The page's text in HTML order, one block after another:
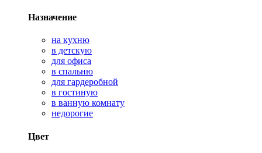
Назначение
на кухню
в детскую
для офиса
в спальню
для гардеробной
в гостиную
в ванную комнату
недорогие
Цвет